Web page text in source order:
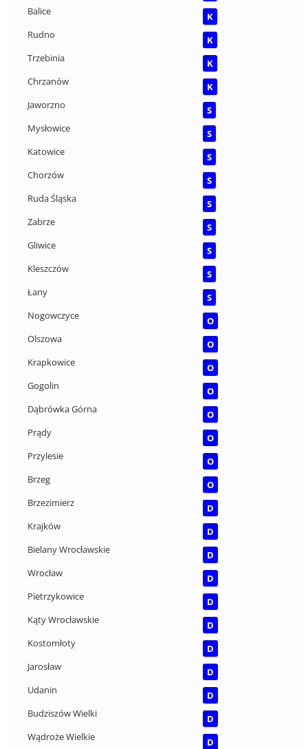
Balice
K
Rudno
K
Trzebinia
K
Chrzanów
K
Jaworzno
S
Mysłowice
S
Katowice
S
Chorzów
S
Ruda Śląska
S
Zabrze
S
Gliwice
S
Kleszczów
S
Łany
S
Nogowczyce
O
Olszowa
O
Krapkowice
O
Gogolin
O
Dąbrówka Górna
O
Prądy
O
Przylesie
O
Brzeg
O
Brzezimierz
D
Krajków
D
Bielany Wrocławskie
D
Wrocław
D
Pietrzykowice
D
Kąty Wrocławskie
D
Kostomłoty
D
Jarosław
D
Udanin
D
Budziszów Wielki
D
Wądroże Wielkie
D